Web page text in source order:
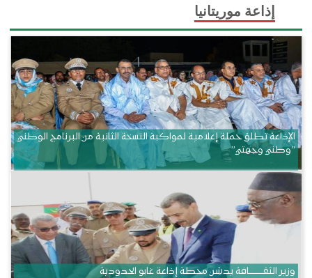
إذاعة موريتانيا
الإذاعة تطلق حملة إعلامية لمواكبة النسخة الثانية من البرنامج الوطني
“وطني وجهتي”
وزير الثقــــــــــافة يدشن محطة إذاعة غابو الحدودية